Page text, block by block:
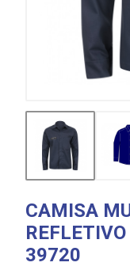
CAMISA
39720